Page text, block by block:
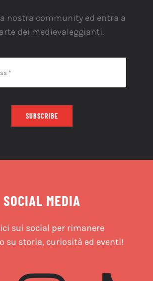
nostra community ed entra a
dei medievaleggianti.
SUBSCRIBE
SOCIAL MEDIA
sui social per rimanere
su storia, curiosità ed eventi!